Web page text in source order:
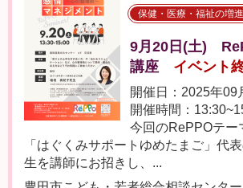
保健・医療・福祉の増進
9月20日(土)
講座
イベント
開催日：2025年09
開催時間：
今回のRePPOテー
「はぐくみサポートゆめたまご」代
生を講師にお招きし、...